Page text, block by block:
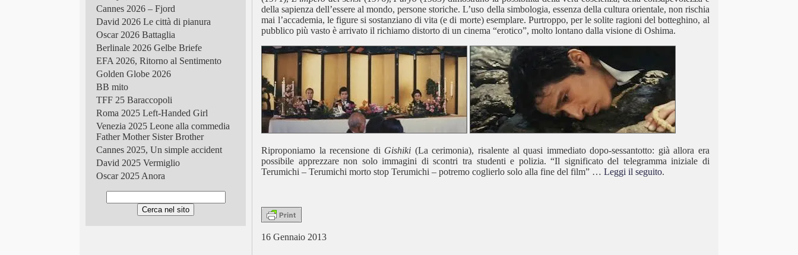
Cannes 2026 – Fjord
David 2026 Le città di pianura
Oscar 2026 Battaglia
Berlinale 2026 Gelbe Briefe
EFA 2026, Ritorno al Sentimento
Golden Globe 2026
BB mito
TFF 25 Baraccopoli
Roma 2025 Left-Handed Girl
Venezia 2025 Leone alla commedia
Father Mother Sister Brother
Cannes 2025, Un simple accident
David 2025 Vermiglio
Oscar 2025 Anora
Berlinale 2025 Dreams
Golden Globe 2025
TFF 2024 Holy Rosita
della sapienza dell’essere al mondo, persone storiche. L’uso della simbologia, essenza della cultura orientale, non rischia
mai l’accademia, le figure si sostanziano di vita (e di morte) esemplare. Purtroppo, per le solite ragioni del botteghino, al
pubblico più vasto è arrivato il richiamo distorto di un cinema “erotico”, molto lontano dalla visione di Oshima.
Riproponiamo la recensione di Gishiki (La cerimonia), risalente al quasi immediato dopo-sessantotto: già allora era
possibile apprezzare non solo immagini di scontri tra studenti e polizia. “Il significato del telegramma iniziale di
Terumichi – Terumichi morto stop Terumichi – potremo coglierlo solo alla fine del film” …Leggi il seguito.
16 Gennaio 2013